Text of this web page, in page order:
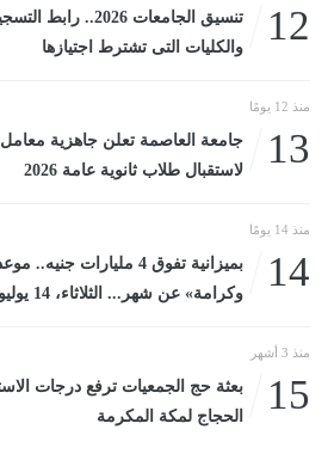
12
تنسيق الجامعات
والكليات التى تشترط اجتيازها
منذ 12 يومًا
13
جامعة العاصمة تعلن جاهزية معامل
لاستقبال طلاب ثانوية عامة 2026
منذ 14 يومًا
14
بميزانية تفوق 4
وكرامة» عن شهر... الثلاثاء، 14 يوليو 2026 10:46 صـ
منذ 3 أشهر
15
بعثة حج الجمعيات ترفع درجات
الحجاج لمكة المكرمة